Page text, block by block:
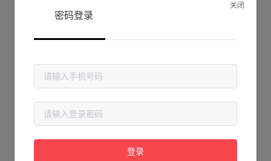
抱歉!
请检查您输入的网址是否正确，或点击下面的按钮返回首页。
关闭
密码登录
登录